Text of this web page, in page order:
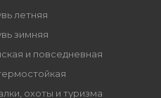
летняя
зимняя
и повседневная
охоты и туризма